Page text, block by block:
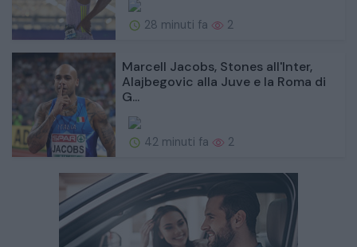
28 minuti fa 2
Marcell Jacobs, Stones all'Inter,
Alajbegovic alla Juve e la Roma di
G...
42 minuti fa 2